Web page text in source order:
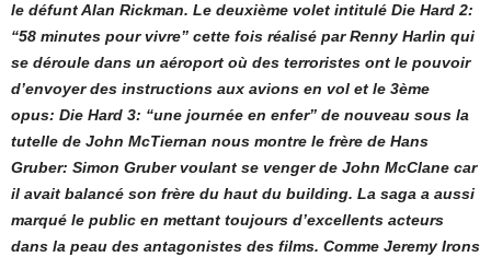
le défunt Alan Rickman. Le deuxième volet intitulé Die Hard 2:
“58 minutes pour vivre” cette fois réalisé par Renny Harlin qui
se déroule dans un aéroport où des terroristes ont le pouvoir
d’envoyer des instructions aux avions en vol et le 3ème
opus: Die Hard 3: “une journée en enfer” de nouveau sous la
tutelle de John McTiernan nous montre le frère de Hans
Gruber: Simon Gruber voulant se venger de John McClane car
il avait balancé son frère du haut du building. La saga a aussi
marqué le public en mettant toujours d’excellents acteurs
dans la peau des antagonistes des films. Comme Jeremy Irons